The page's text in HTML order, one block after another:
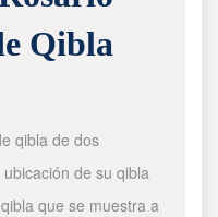
Qibla
qibla de dos
de su qibla
que se muestra a